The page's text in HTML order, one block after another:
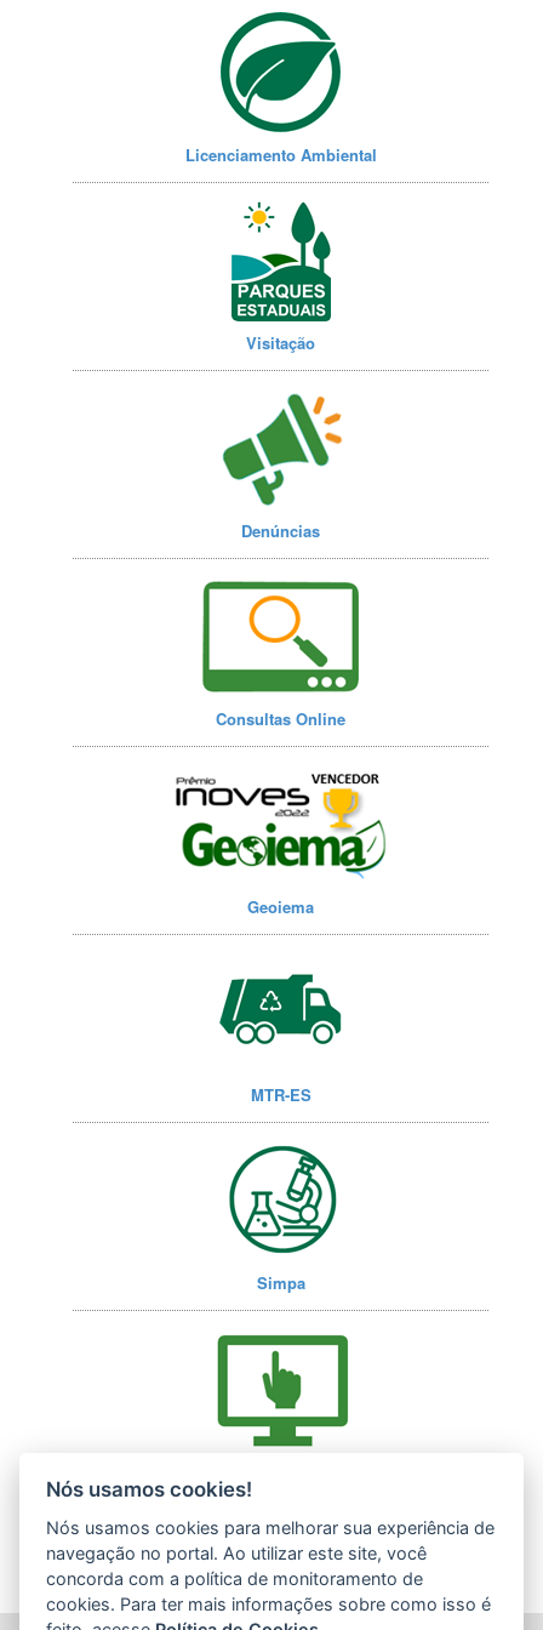
Licenciamento Ambiental
Visitação
Denúncias
Consultas Online
Geoiema
MTR-ES
Simpa
Nós usamos cookies!
Nós usamos cookies para melhorar sua experiência de
navegação no portal. Ao utilizar este site, você
concorda com a política de monitoramento de
cookies. Para ter mais informações sobre como isso é